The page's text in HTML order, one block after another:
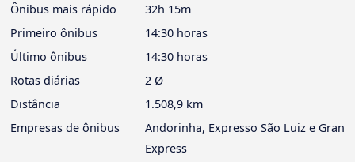
Ônibus mais rápido
32h 15m
Primeiro ônibus
14:30 horas
Último ônibus
14:30 horas
Rotas diárias
2 Ø
Distância
1.508,9 km
Empresas de ônibus
Andorinha, Expresso São Luiz e Gran
Express